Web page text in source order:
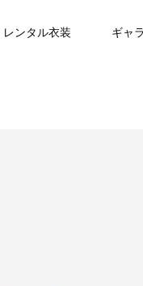
レンタル衣装 ギャ